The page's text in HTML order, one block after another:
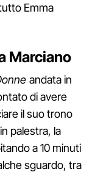
Emma
Marciano
andata in
di avere
il suo trono
palestra, la
a 10 minuti
sguardo, tra